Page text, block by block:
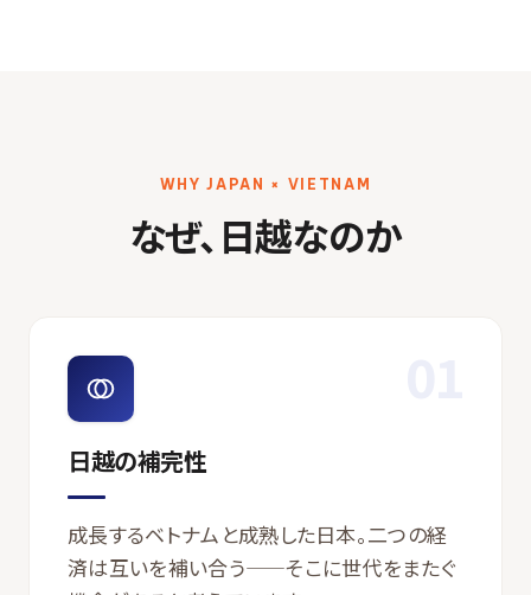
WHY JAPAN × VIETNAM
なぜ、日越なのか
日越の補完性
成長するベトナムと成熟した日本。二つの経
済は互いを補い合う——そこに世代をまたぐ